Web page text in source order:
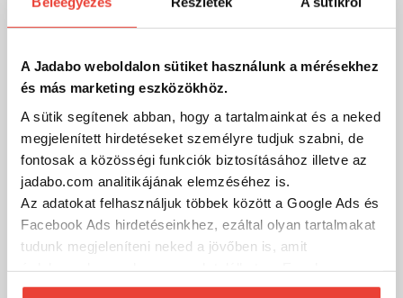
A Jadabo weboldalon sütiket használunk a mérésekhez
és más marketing eszközökhöz.
A sütik segítenek abban, hogy a tartalmainkat és a neked
megjelenített hirdetéseket személyre tudjuk szabni, de
fontosak a közösségi funkciók biztosításához illetve az
jadabo.com analitikájának elemzéséhez is.
Az adatokat felhasználjuk többek között a Google Ads és
Facebook Ads hirdetéseinkhez, ezáltal olyan tartalmakat
tudunk megjeleníteni neked a jövőben is, amit
biztosításához arra kérünk, hogy engedd meg
imitációk, és üveges, konzerv csalik is kerültek az akciós
termékek közé!
Már közel 70 ezer horgász termék a Jadabo webshopjában!
Nálunk mindent megtalálsz egy helyen: legyen szó feeder,
pergető vagy bojlis horgászatról - hagyományos vagy
technológiai alapú pecáról, van mindenünk, amire
szükséged lehet a vízparton!
➡ Több mint 250 márka
➡ Csak nálunk elérhető exkluzív termékek